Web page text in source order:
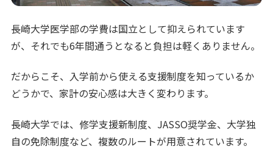
長崎大学医学部の学費は国立として抑えられています
が、それでも6年間通うとなると負担は軽くありません。
だからこそ、入学前から使える支援制度を知っているか
どうかで、家計の安心感は大きく変わります。
長崎大学では、修学支援新制度、JASSO奨学金、大学独
自の免除制度など、複数のルートが用意されています。